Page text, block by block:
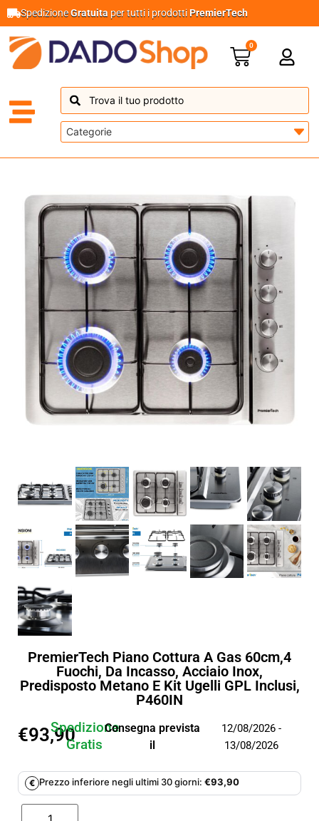
SpedizioneGratuita per tutti i prodottiPremierTech
0
PremierTech Piano Cottura A Gas 60cm,4
Fuochi, Da Incasso, Acciaio Inox,
Predisposto Metano E Kit Ugelli GPL Inclusi,
P460IN
€93,90
Spedizione
Gratis
Consegna prevista
il
12/08/2026 -
13/08/2026
€ Prezzo inferiore negli ultimi 30 giorni: €93,90